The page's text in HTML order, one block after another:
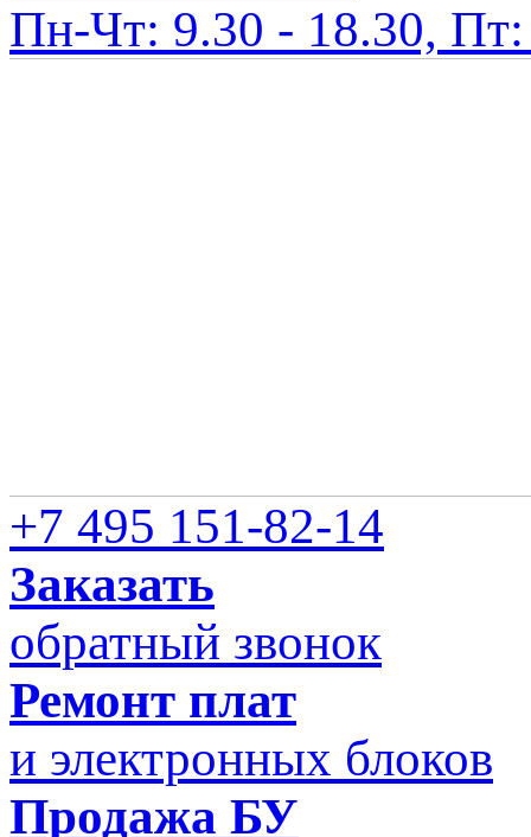
Пн-Чт: 9.30 - 18.30,
+7 495 151-82-14
Заказать
обратный звонок
Ремонт плат
и электронных блоков
Продажа БУ